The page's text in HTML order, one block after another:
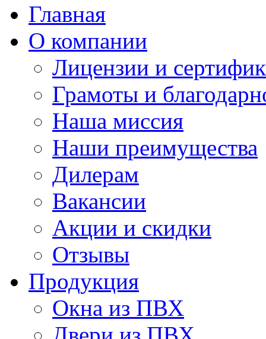
Главная
О компании
Лицензии и
Грамоты и
Наша миссия
Наши преимущества
Дилерам
Вакансии
Акции и скидки
Отзывы
Продукция
Окна из ПВХ